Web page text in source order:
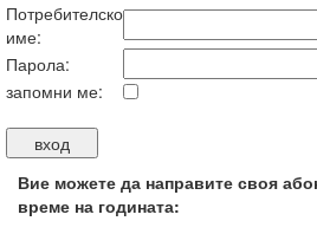
Потребителско
име:
Парола:
запомни ме:
Вие можете да направите своя
време на годината: